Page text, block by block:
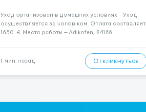
Уход организован в домашних условиях. Уход
осуществляется за чоловіком. Оплата составляет
1650 €. Место работы — Adlkofen, 84166.
Чоловік безперервний сон без перерв. Услови...
1 мин. назад Откликнуться